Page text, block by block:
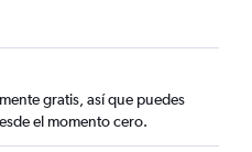
gratis, así que puedes
el momento cero.